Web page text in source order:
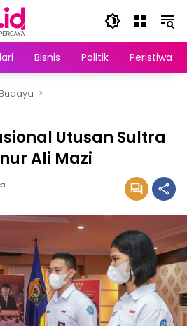
Bisnis Politik Peristiwa
Utusan Sultra
Ali Mazi